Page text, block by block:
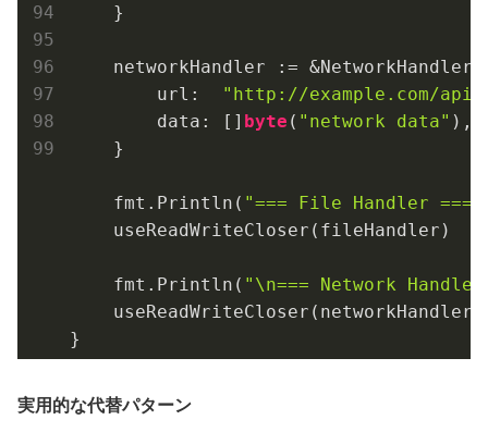
    }
    networkHandler := &NetworkHandler{
        url:
"http://example.com/api"
        data: []
byte ( "network data" ),
    }
    fmt.Println(
"=== File Handler ==="
    useReadWriteCloser(fileHandler)
    fmt.Println(
"\n=== Network
    useReadWriteCloser(networkHandler)
実用的な代替パターン